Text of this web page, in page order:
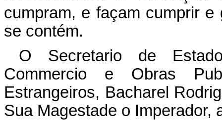
cumpram, e façam cumprir
se contém.
O Secretario de
Commercio e Obras
Estrangeiros, Bacharel
Sua Magestade o Imperador,